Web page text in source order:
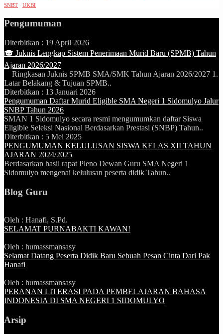
SNBT
UKBI
Pengumuman
Diterbitkan : 19 April 2026
🎓 Juknis Lengkap Sistem Penerimaan Murid Baru (SPMB) Tahun
Ajaran 2026/2027
Ringkasan Juknis SPMB SMA/SMK Tahun Ajaran 2026/2027 1.
Latar Belakang & Tujuan SPMB..
Diterbitkan : 13 Januari 2026
Pengumuman Daftar Murid Eligible SMA Negeri 1 Sidomulyo Jalur
SNBP Tahun 2026
SMAN 1 Sidomulyo secara resmi mengumumkan daftar Siswa
Eligible Seleksi Nasional Berdasarkan Prestasi (SNBP) Tahun..
Diterbitkan : 5 Mei 2025
PENGUMUMAN KELULUSAN SISWA KELAS XII TAHUN
AJARAN 2024/2025
Berdasarkan hasil rapat Pleno Dewan Guru SMA Negeri 1
Sidomulyo mengenai kelulusan peserta didik Tahun..
Blog Guru
Oleh : Hanafi, S.Pd.
SELAMAT PURNABAKTI KAWAN!
Oleh : humassmansasy
Selamat Datang Peserta Didik Baru Sebuah Pesan Cinta Dari Pak
Hanafi
Oleh : humassmansasy
PERANAN LITERASI PADA PEMBELAJARAN BAHASA
INDONESIA DI SMA NEGERI 1 SIDOMULYO
Arsip